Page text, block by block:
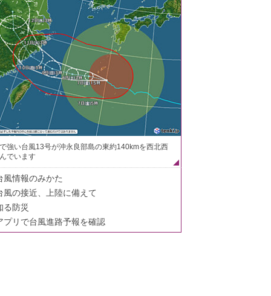
強い台風13号が沖永良部島の東約140kmを西北西
でいます
風情報のみかた
風の接近、上陸に備えて
る防災
プリで台風進路予報を確認